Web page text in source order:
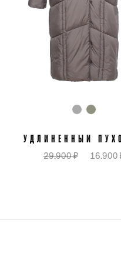
УДЛИНЕННЫЙ
29.900 ₽ 16.900